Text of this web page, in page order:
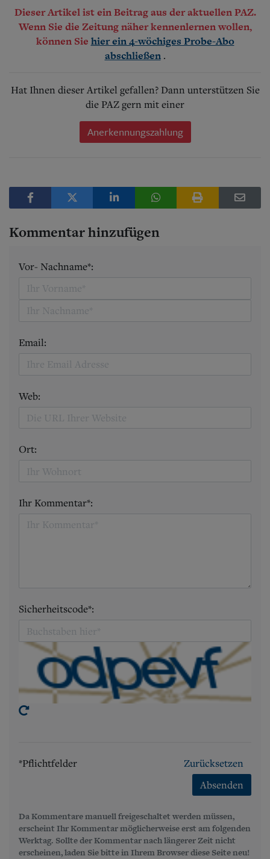
Dieser Artikel ist ein Beitrag aus der aktuellen PAZ.
Wenn Sie die Zeitung näher kennenlernen wollen,
können Sie hier ein 4-wöchiges Probe-Abo
abschließen .
Hat Ihnen dieser Artikel gefallen? Dann unterstützen Sie
die PAZ gern mit einer
Anerkennungszahlung
Kommentar hinzufügen
Vor- Nachname*:
Email:
Web:
Ort:
Ihr Kommentar*:
Sicherheitscode*:
*Pflichtfelder
Zurücksetzen
Absenden
Da Kommentare manuell freigeschaltet werden müssen,
erscheint Ihr Kommentar möglicherweise erst am folgenden
Werktag. Sollte der Kommentar nach längerer Zeit nicht
erscheinen, laden Sie bitte in Ihrem Browser diese Seite neu!